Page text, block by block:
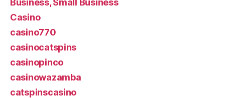
Casino
casino770
casinocatspins
casinopinco
casinowazamba
catspinscasino